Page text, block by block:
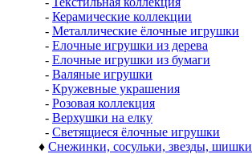
- Керамические коллекции
- Металлические ёлочные игрушки
- Елочные игрушки из дерева
- Елочные игрушки из бумаги
- Валяные игрушки
- Кружевные украшения
- Розовая коллекция
- Верхушки на елку
- Светящиеся ёлочные игрушки
♦ Снежинки, сосульки, звезды, шишки